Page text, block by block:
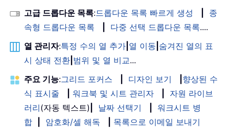
고급 드롭다운 목록:드롭다운 목록 빠르게 생성
종
속형 드롭다운 목록
다중 선택 드롭다운 목록....
열 관리자:특정 수의 열 추가 열 이동 숨겨진 열의 표
시 상태 전환 범위 및 열 비교...
주요 기능:그리드 포커스 디자인 보기
향상된 수
식 표시줄
워크북 및 시트 관리자
자원 라이브
러리(자동 텍스트) 날짜 선택기
워크시트 병
합
암호화/셀 해독
목록으로 이메일 보내기